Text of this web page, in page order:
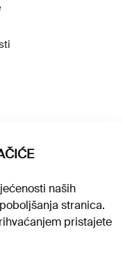
naših
stranica.
pristajete